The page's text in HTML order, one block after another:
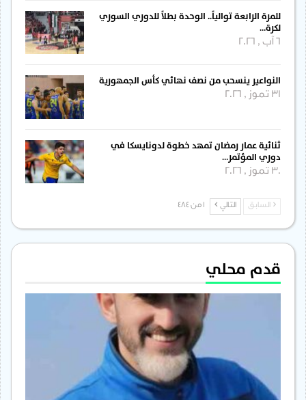
للمرة الرابعة توالياً.. الوحدة بطلاً للدوري السوري
لكرة…
النواعير ينسحب من نصف نهائي كأس الجمهورية
31 تموز , 2026
ثنائية عمار رمضان تمهد خطوة لدونايسكا في
دوري المؤتمر…
30 تموز , 2026
السابق التالي
قدم محلي